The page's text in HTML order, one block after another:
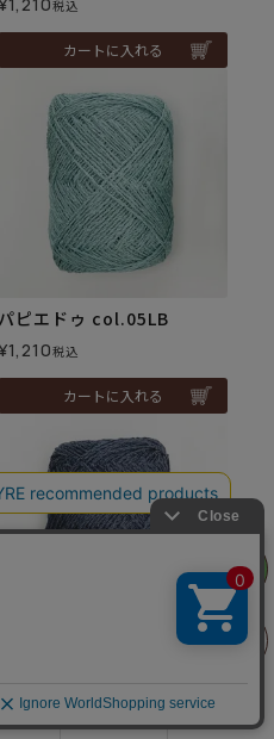
ド 店舗情報 ログイン
フェア
税込
カートに入れる
パピエドゥ col.05LB
1,210税込
カートに入れる
¥1,210税込